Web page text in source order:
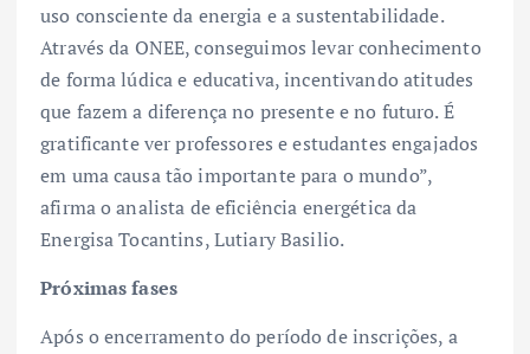
uso consciente da energia e a sustentabilidade.
Através da ONEE, conseguimos levar conhecimento
de forma lúdica e educativa, incentivando atitudes
que fazem a diferença no presente e no futuro. É
gratificante ver professores e estudantes engajados
em uma causa tão importante para o mundo”,
afirma o analista de eficiência energética da
Energisa Tocantins, Lutiary Basilio.
Próximas fases
Após o encerramento do período de inscrições, a